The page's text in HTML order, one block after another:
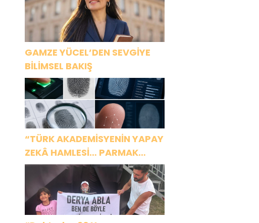
GAMZE YÜCEL’DEN SEVGİYE
BİLİMSEL BAKIŞ
“TÜRK AKADEMİSYENİN YAPAY
ZEKÂ HAMLESİ… PARMAK
İZİNDEN KİŞİYE ÖZEL ANALİZ”